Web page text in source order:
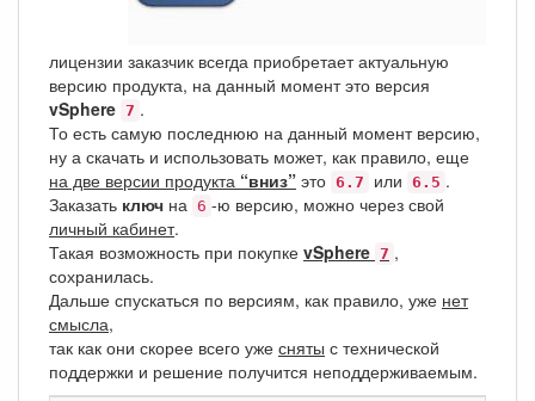
лицензии заказчик всегда приобретает актуальную
версию продукта, на данный момент это версия
vSphere 7 .
То есть самую последнюю на данный момент версию,
ну а скачать и использовать может, как правило, еще
на две версии продукта “вниз” это 6.7 или 6.5 .
Заказать ключ на 6 -ю версию, можно через свой
личный кабинет.
Такая возможность при покупке vSphere 7 ,
сохранилась.
Дальше спускаться по версиям, как правило, уже нет
смысла,
так как они скорее всего уже сняты с технической
поддержки и решение получится неподдерживаемым.